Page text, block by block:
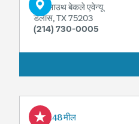
115 साउथ बेकले एवेन्यू
डलास, TX 75203
(214) 730-0005
2.48 मील